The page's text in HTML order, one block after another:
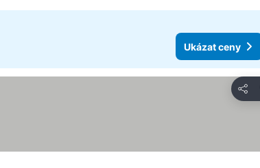
Ukázat ceny
Sdílet